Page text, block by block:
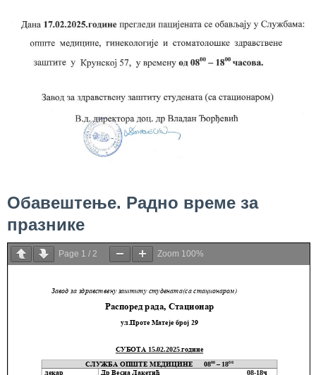
Обавештење. Радно време за
празнике
Page 1 / 2 Zoom 100%
Служба
стоматолошке
заштите
Служба за
специјалистичко
консултативну
делатност
и очување
Служба за
медицинску
медицине са